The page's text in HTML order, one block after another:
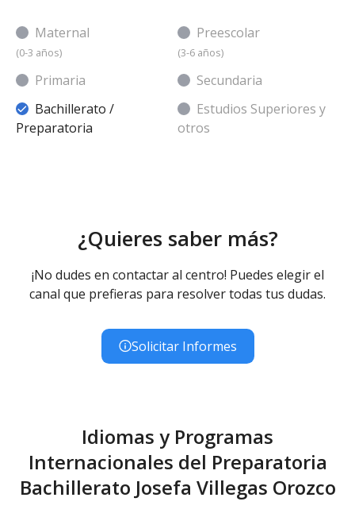
Maternal
(0-3 años)
Preescolar
(3-6 años)
Primaria
Secundaria
Bachillerato /
Preparatoria
Estudios Superiores y
otros
¿Quieres saber más?
¡No dudes en contactar al centro! Puedes elegir el
canal que prefieras para resolver todas tus dudas.
Solicitar Informes
Idiomas y Programas
Internacionales del Preparatoria
Bachillerato Josefa Villegas Orozco